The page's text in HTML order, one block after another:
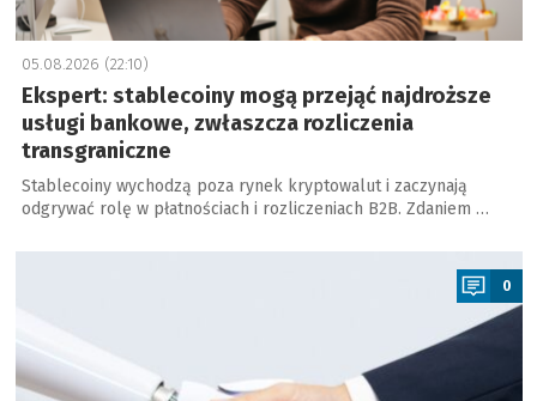
05.08.2026 (22:10)
Ekspert: stablecoiny mogą przejąć najdroższe
usługi bankowe, zwłaszcza rozliczenia
transgraniczne
Stablecoiny wychodzą poza rynek kryptowalut i zaczynają
odgrywać rolę w płatnościach i rozliczeniach B2B. Zdaniem …
a
0